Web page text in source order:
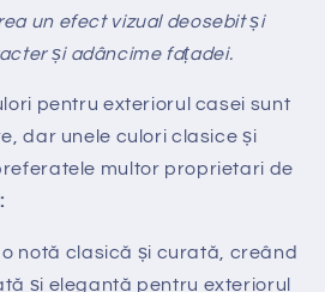
un efect vizual deosebit și
și adâncime fațadei.
pentru exteriorul casei sunt
dar unele culori clasice și
multor proprietari de
notă clasică și curată, creând
și elegantă pentru exteriorul